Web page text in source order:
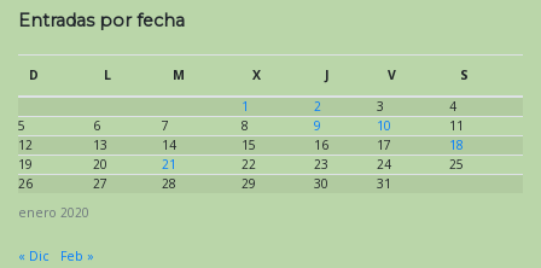
Entradas por fecha
enero 2020
D L M X J V
S
1
2 3
4
5
6 7 8 9 10
11
12
13 14 15 16 17
18
19
20 21 22 23 24
25
26
27 28 29 30 31
« Dic Feb »